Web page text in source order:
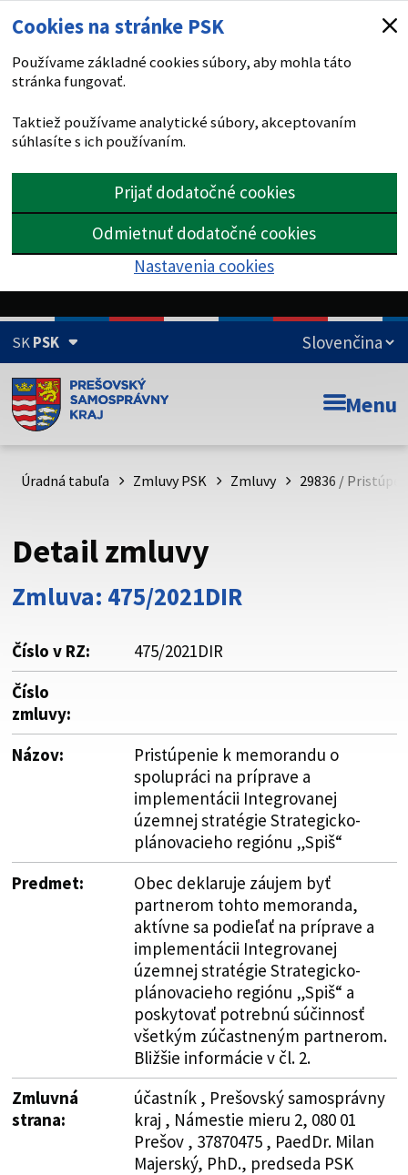
Cookies na stránke PSK
Používame základné cookies súbory, aby mohla táto
stránka fungovať.
Taktiež používame analytické súbory, akceptovaním
súhlasíte s ich používaním.
Prijať dodatočné cookies
Odmietnuť dodatočné cookies
Nastavenia cookies
SKPSK
Doména psk.sk je oficiálna
Toto je oficiálna webová stránka Prešovského
psk.sk.
Buďte pozorní a vždy sa uistite, že zdieľate informácie iba
cez zabezpečenú webovú stránku. Zabezpečená stránka
vždy začína https:// pred názvom domény webového sídla.
Menu
Úradná tabuľa Zmluvy PSK Zmluvy 29836 /
Detail zmluvy
Zmluva: 475/2021DIR
Číslo v RZ:
475/2021DIR
Číslo
zmluvy:
Názov:
Pristúpenie k memorandu o
spolupráci na príprave a
implementácii Integrovanej
územnej stratégie Strategicko-
plánovacieho regiónu „Spiš“
Predmet:
Obec deklaruje záujem byť
partnerom tohto memoranda,
aktívne sa podieľať na príprave a
implementácii Integrovanej
územnej stratégie Strategicko-
plánovacieho regiónu „Spiš“ a
poskytovať potrebnú súčinnosť
všetkým zúčastneným partnerom.
Bližšie informácie v čl. 2.
Zmluvná
strana:
účastník , Prešovský samosprávny
kraj , Námestie mieru 2, 080 01
Prešov , 37870475 , PaedDr. Milan
Majerský, PhD., predseda PSK